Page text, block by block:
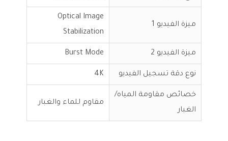
ميزة الفيديو 1
Optical Image
Stabilization
ميزة الفيديو 2 Burst Mode
نوع دقة تسجيل الفيديو 4K
خصائص مقاومة المياه/
الغبار
مقاوم للماء والغبار